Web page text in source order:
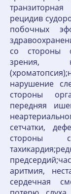
рецидив
побочных
со стороны
зрения,
нарушение
стороны
передняя
сетчатки,
стороны
аритмия,
сердечная